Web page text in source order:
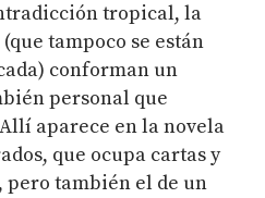
tropical, la
tampoco se están
conforman un
personal que
aparece en la novela
que ocupa cartas y
también el de un